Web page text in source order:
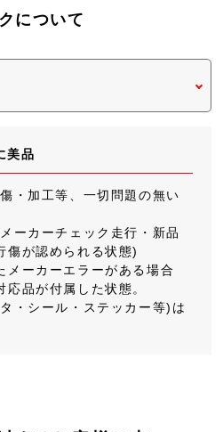
について
美品
・加工等、一切問題の無い
ーカーチェック走行・新品
傷が認められる状態)
メーカーエラーがある場合
品が付属した状態。
・シール・ステッカー等)は